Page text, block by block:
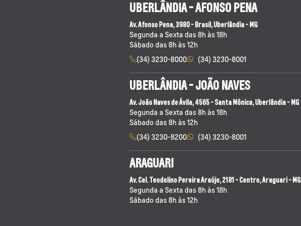
UBERLÂNDIA - AFONSO PENA
Av. Afonso Pena, 3980 - Brasil, Uberlândia - MG
Segunda a Sexta das 8h às 18h
Sábado das 8h às 12h
(34) 3230-8000
(34) 3230-8001
UBERLÂNDIA - JOÃO NAVES
Av. João Naves de Ávila, 4565 - Santa Mônica, Uberlândia - MG
Segunda a Sexta das 8h às 18h
Sábado das 8h às 12h
(34) 3230-8200
(34) 3230-8001
ARAGUARI
Av. Cel. Teodolino Pereira Araújo, 2181 - Centro, Araguari - MG
Segunda a Sexta das 8h às 18h
Sábado das 8h às 12h